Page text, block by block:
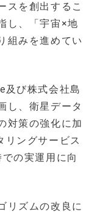
スを創出するこ
し、「宇宙×地
組みを進めてい
び株式会社島
し、衛星データ
対策の強化に加
ングサービス
の実運用に向
リズムの改良に